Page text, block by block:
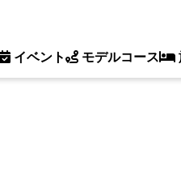
イベント モデルコース